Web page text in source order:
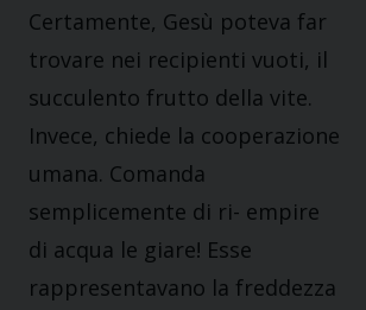
Certamente, Gesù poteva far
trovare nei recipienti vuoti, il
succulento frutto della vite.
Invece, chiede la cooperazione
umana. Comanda
semplicemente di ri- empire
di acqua le giare! Esse
rappresentavano la freddezza